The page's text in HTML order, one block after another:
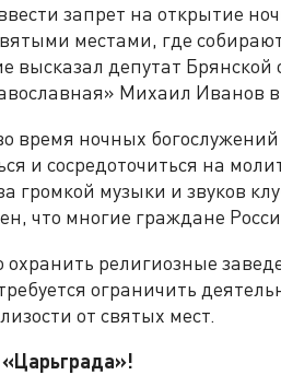
запрет на открытие
местами, где
высказал депутат
Михаил Иванов в
время ночных
и сосредоточиться на
громкой музыки и звуков
что многие граждане
религиозные
ограничить
от святых мест.